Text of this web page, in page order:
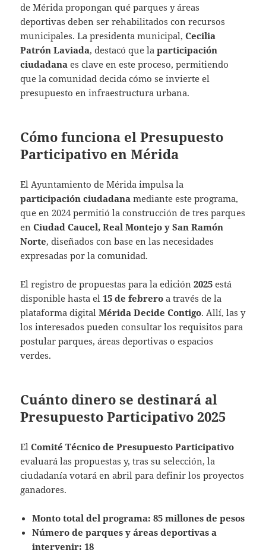
de Mérida propongan qué parques y áreas
deportivas deben ser rehabilitados con recursos
municipales. La presidenta municipal,Cecilia
Patrón Laviada, destacó que laparticipación
ciudadana es clave en este proceso, permitiendo
que la comunidad decida cómo se invierte el
presupuesto en infraestructura urbana.
Cómo funciona el Presupuesto
Participativo en Mérida
El Ayuntamiento de Mérida impulsa la
participación ciudadana mediante este programa,
que en 2024 permitió la construcción de tres parques
enCiudad Caucel, Real Montejo y San Ramón
Norte, diseñados con base en las necesidades
expresadas por la comunidad.
El registro de propuestas para la edición2025 está
disponible hasta el15 de febrero a través de la
plataforma digitalMérida Decide Contigo. Allí, las y
los interesados pueden consultar los requisitos para
postular parques, áreas deportivas o espacios
verdes.
Cuánto dinero se destinará al
Presupuesto Participativo 2025
ElComité Técnico de Presupuesto Participativo
evaluará las propuestas y, tras su selección, la
ciudadanía votará en abril para definir los proyectos
ganadores.
Monto total del programa: 85 millones de pesos
Número de parques y áreas deportivas a
intervenir: 18